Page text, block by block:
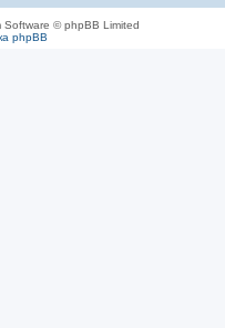
Software © phpBB Limited
phpBB